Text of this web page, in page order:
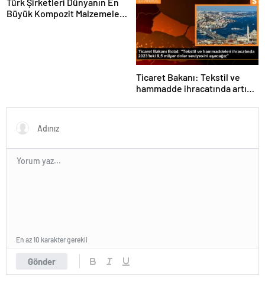
Büyük Kompozit Malzemeler
Ticaret Bakanı: Tekstil ve
hammadde ihracatında artış
Gönder
En az 10 karakter gerekli